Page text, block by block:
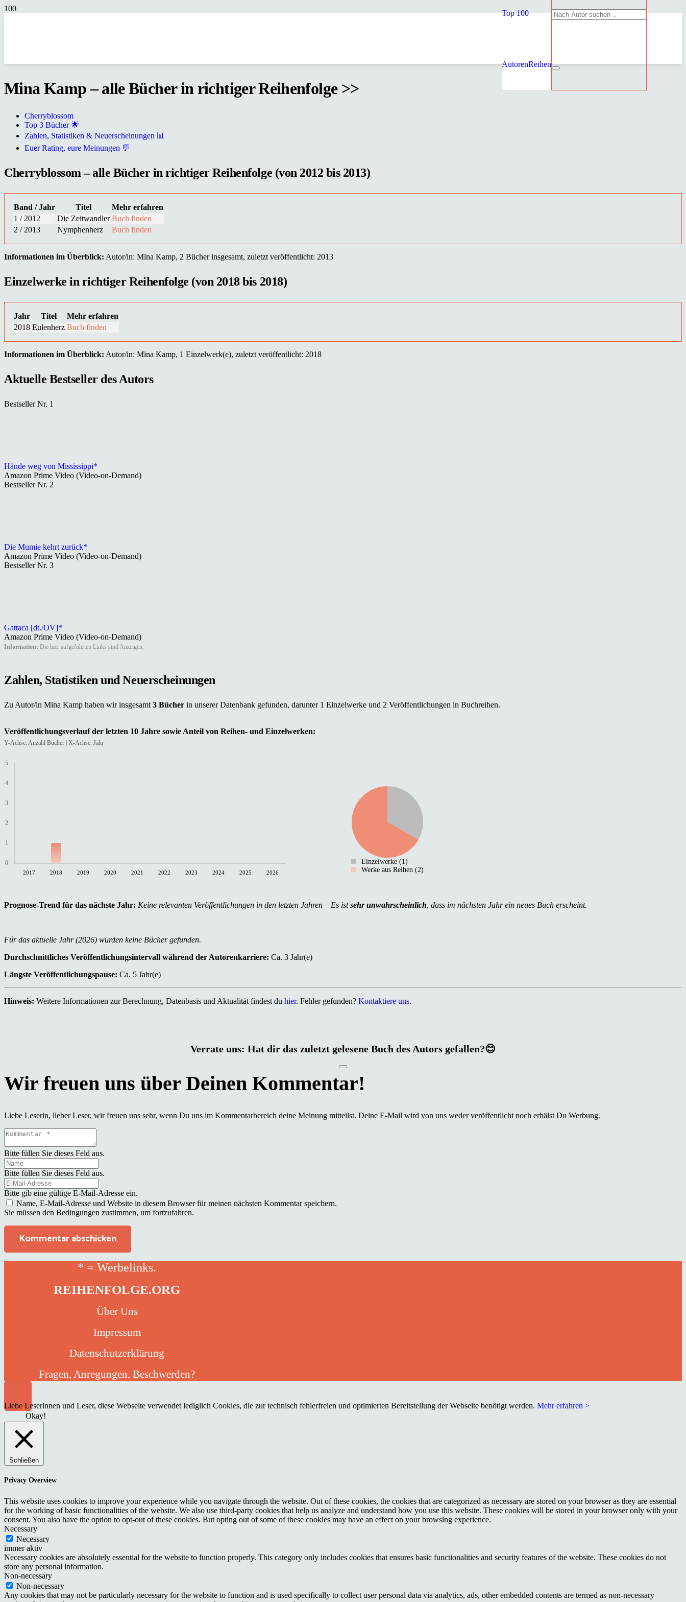
Top 100
AutorenReihen
Mina Kamp – alle Bücher in richtiger Reihenfolge >>
Cherryblossom
Top 3 Bücher 🌟
Zahlen, Statistiken & Neuerscheinungen 📊
Euer Rating, eure Meinungen 💬
Cherryblossom – alle Bücher in richtiger Reihenfolge (von 2012 bis 2013)
Band / Jahr Titel
Mehr erfahren
1 / 2012
Die Zeitwandler Buch finden
2 / 2013
Nymphenherz Buch finden
Informationen im Überblick: Autor/in: Mina Kamp, 2 Bücher insgesamt, zuletzt veröffentlicht: 2013
Einzelwerke in richtiger Reihenfolge (von 2018 bis 2018)
Jahr Titel
Mehr erfahren
2018 Eulenherz Buch finden
Informationen im Überblick: Autor/in: Mina Kamp, 1 Einzelwerk(e), zuletzt veröffentlicht: 2018
Aktuelle Bestseller des Autors
Bestseller Nr. 1
Hände weg von Mississippi*
Amazon Prime Video (Video-on-Demand)
Bestseller Nr. 2
Die Mumie kehrt zurück*
Amazon Prime Video (Video-on-Demand)
Bestseller Nr. 3
Gattaca [dt./OV]*
Amazon Prime Video (Video-on-Demand)
Information: Die hier aufgeführten Links sind Anzeigen.
Zahlen, Statistiken und Neuerscheinungen
Zu Autor/in Mina Kamp haben wir insgesamt 3 Bücher in unserer Datenbank gefunden, darunter 1 Einzelwerke und 2 Veröffentlichungen in Buchreihen.
Veröffentlichungsverlauf der letzten 10 Jahre sowie Anteil von Reihen- und Einzelwerken:
Y-Achse: Anzahl Bücher | X-Achse: Jahr
0
1
2
3
4
5
2017 2018 2019 2020 2021 2022 2023 2024 2025 2026
Einzelwerke (1)
Werke aus Reihen (2)
Prognose-Trend für das nächste Jahr: Keine relevanten Veröffentlichungen in den letzten Jahren – Es istsehr unwahrscheinlich , dass im nächsten Jahr ein neues Buch erscheint.
Für das aktuelle Jahr (2026) wurden keine Bücher gefunden.
Durchschnittliches Veröffentlichungsintervall während der Autorenkarriere: Ca. 3 Jahr(e)
Längste Veröffentlichungspause: Ca. 5 Jahr(e)
Hinweis: Weitere Informationen zur Berechnung, Datenbasis und Aktualität findest du hier. Fehler gefunden? Kontaktiere uns.
Verrate uns: Hat dir das zuletzt gelesene Buch des Autors gefallen?😊
Liebe Leserin, lieber Leser, wir freuen uns sehr, wenn Du uns im Kommentarbereich deine Meinung mitteilst. Deine E-Mail wird von uns weder veröffentlicht noch erhälst Du Werbung.
Bitte füllen Sie dieses Feld aus.
Bitte füllen Sie dieses Feld aus.
Bitte gib eine gültige E-Mail-Adresse ein.
Name, E-Mail-Adresse und Website in diesem Browser für meinen nächsten Kommentar speichern.
Sie müssen den Bedingungen zustimmen, um fortzufahren.
Kommentar abschicken
* = Werbelinks.
REIHENFOLGE.ORG
Über Uns
Impressum
Datenschutzerklärung
Fragen, Anregungen, Beschwerden?
Liebe Leserinnen und Leser, diese Webseite verwendet lediglich Cookies, die zur technisch fehlerfreien und optimierten Bereitstellung der Webseite benötigt werden. Mehr erfahren >
Okay!
Schließen
Privacy Overview
This website uses cookies to improve your experience while you navigate through the website. Out of these cookies, the cookies that are categorized as necessary are stored on your browser as they are essential
for the working of basic functionalities of the website. We also use third-party cookies that help us analyze and understand how you use this website. These cookies will be stored in your browser only with your
consent. You also have the option to opt-out of these cookies. But opting out of some of these cookies may have an effect on your browsing experience.
Necessary
Necessary
immer aktiv
Necessary cookies are absolutely essential for the website to function properly. This category only includes cookies that ensures basic functionalities and security features of the website. These cookies do not
store any personal information.
Non-necessary
Non-necessary
Any cookies that may not be particularly necessary for the website to function and is used specifically to collect user personal data via analytics, ads, other embedded contents are termed as non-necessary